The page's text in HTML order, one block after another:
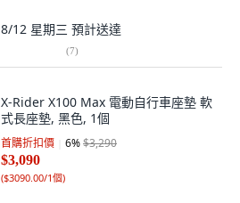
8/12 星期三 預計送達
(7)
X-Rider X100 Max 電動自行車座墊 軟
式長座墊, 黑色, 1個
首購折扣價 6%$3,290
$3,090
($3090.00/1個)